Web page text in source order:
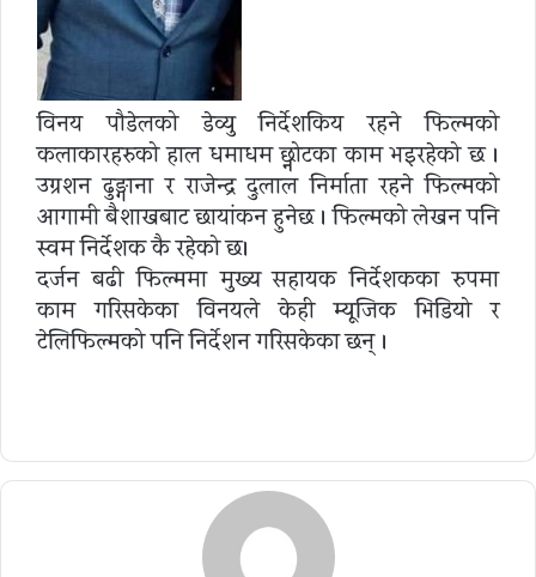
विनय पौडेलको डेव्यु निर्देशकिय रहने फिल्मको
कलाकारहरुको हाल धमाधम छ्नोटका काम भइरहेको छ ।
उग्रशन ढुङ्गाना र राजेन्द्र दुलाल निर्माता रहने फिल्मको
आगामी बैशाखबाट छायांकन हुनेछ । फिल्मको लेखन पनि
स्वम निर्देशक कै रहेको छ।
दर्जन बढी फिल्ममा मुख्य सहायक निर्देशकका रुपमा
काम गरिसकेका विनयले केही म्यूजिक भिडियो र
टेलिफिल्मको पनि निर्देशन गरिसकेका छन् ।